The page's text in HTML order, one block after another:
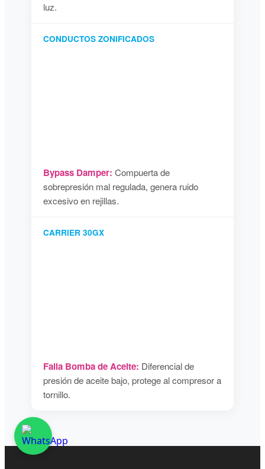
luz.
CONDUCTOS ZONIFICADOS
Bypass Damper: Compuerta de
sobrepresión mal regulada, genera ruido
excesivo en rejillas.
CARRIER 30GX
Falla Bomba de Aceite: Diferencial de
presión de aceite bajo, protege al compresor a
tornillo.